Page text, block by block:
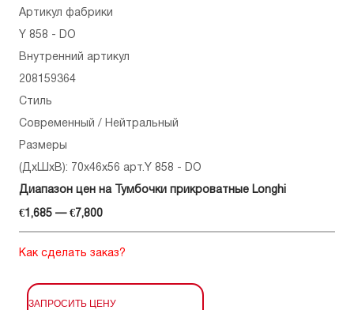
Артикул фабрики
Y 858 - DO
Внутренний артикул
208159364
Стиль
Современный / Нейтральный
Размеры
(ДхШхВ): 70x46x56 арт.Y 858 - DO
Диапазон цен на Тумбочки прикроватные Longhi
€1,685 — €7,800
Как сделать заказ?
ЗАПРОСИТЬ ЦЕНУ